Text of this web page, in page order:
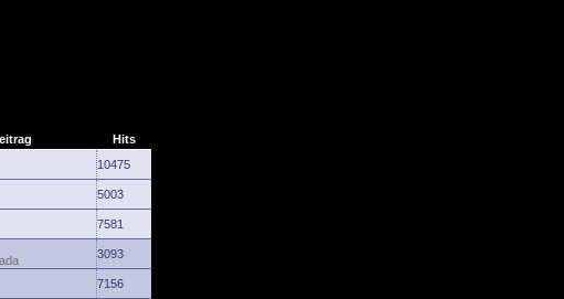
Hits
10475
5003
7581
3093
7156